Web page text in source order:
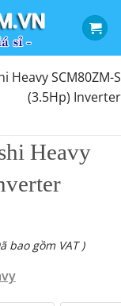
SCM80ZM-S
(3.5Hp) Inverter
Heavy
bao gồm VAT )